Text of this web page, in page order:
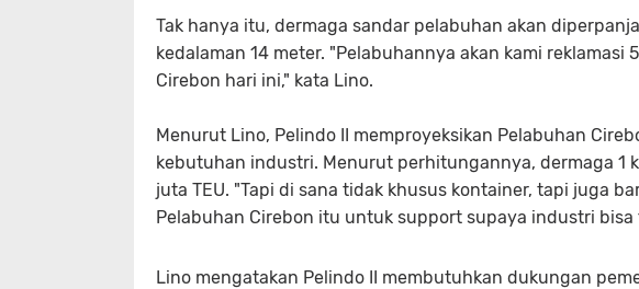
Tak hanya itu, dermaga sandar pelabuhan akan
kedalaman 14 meter. "Pelabuhannya akan kami reklamasi
Cirebon hari ini," kata Lino.
Menurut Lino, Pelindo II memproyeksikan Pelabuhan
kebutuhan industri. Menurut perhitungannya, dermaga 1
juta TEU. "Tapi di sana tidak khusus kontainer, tapi juga
Pelabuhan Cirebon itu untuk support supaya industri bisa
Lino mengatakan Pelindo II membutuhkan dukungan